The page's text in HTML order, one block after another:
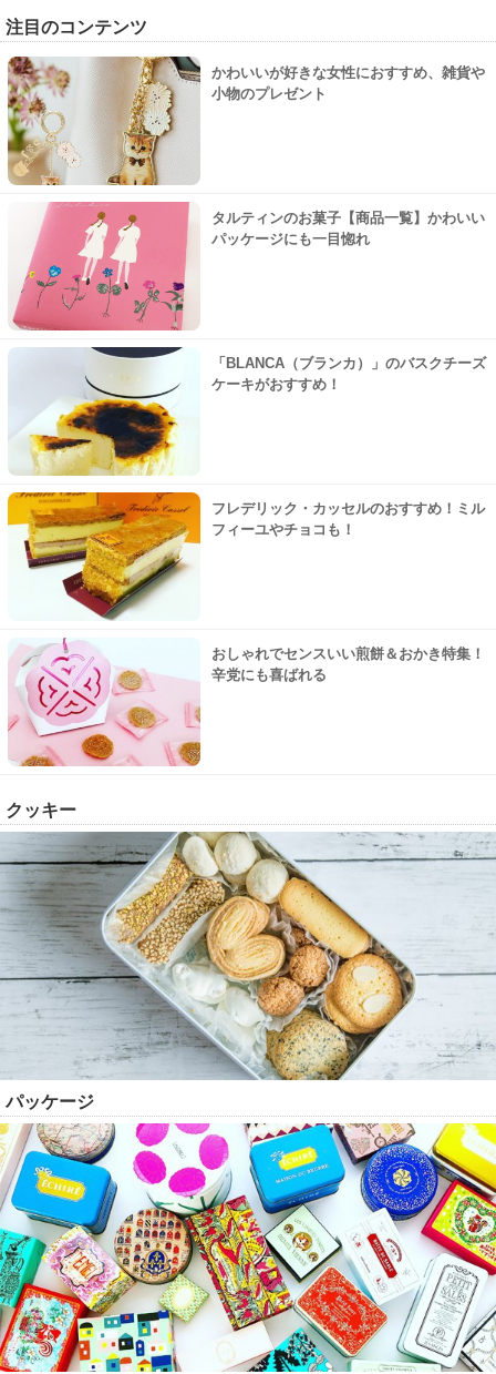
注目のコンテンツ
かわいいが好きな女性におすすめ、雑貨や
小物のプレゼント
タルティンのお菓子【商品一覧】かわいい
パッケージにも一目惚れ
「BLANCA（ブランカ）」のバスクチーズ
ケーキがおすすめ！
フレデリック・カッセルのおすすめ！ミル
フィーユやチョコも！
おしゃれでセンスいい煎餅＆おかき特集！
辛党にも喜ばれる
クッキー
パッケージ